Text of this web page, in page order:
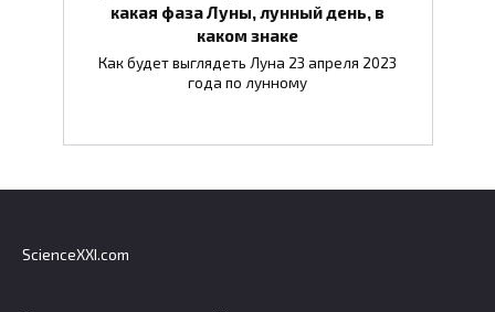
какая фаза Луны, лунный день, в
каком знаке
Как будет выглядеть Луна 23 апреля 2023
года по лунному
ScienceXXI.com